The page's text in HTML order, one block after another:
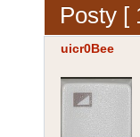
Posty [
uicr0Bee